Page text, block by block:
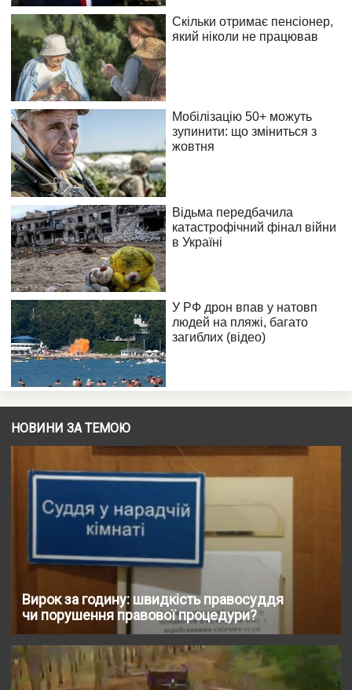
НОВИНИ ЗА ТЕМОЮ
Вирок за годину: швидкість правосуддя
чи порушення правової процедури?